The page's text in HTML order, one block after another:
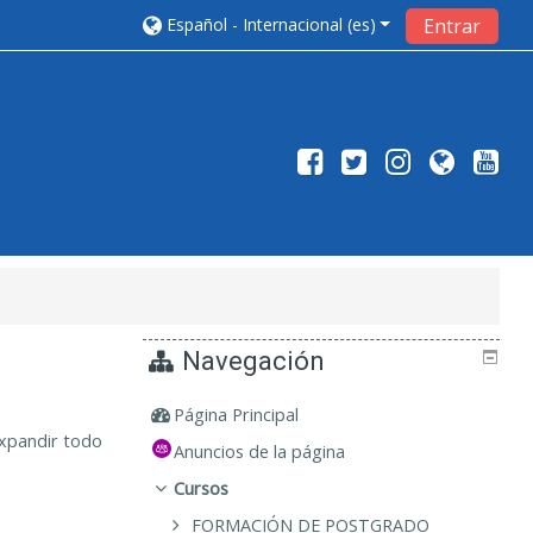
Español - Internacional ‎(es)‎ Entrar
todo
Navegación
Página Principal
Anuncios de la página
Cursos
FORMACIÓN DE POSTGRADO